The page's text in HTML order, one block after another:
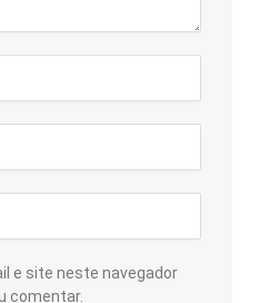
e site neste navegador
comentar.